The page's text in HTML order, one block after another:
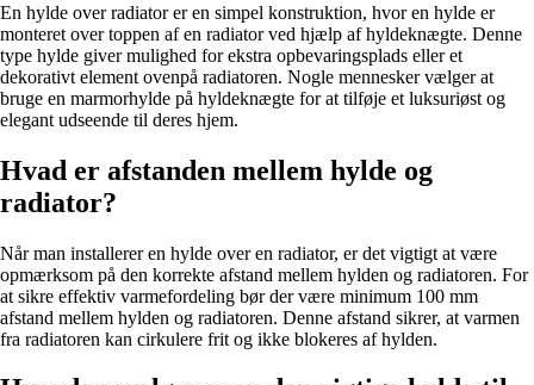
En hylde over radiator er en simpel konstruktion, hvor en hylde er
monteret over toppen af en radiator ved hjælp af hyldeknægte. Denne
type hylde giver mulighed for ekstra opbevaringsplads eller et
dekorativt element ovenpå radiatoren. Nogle mennesker vælger at
bruge en marmorhylde på hyldeknægte for at tilføje et luksuriøst og
elegant udseende til deres hjem.
Hvad er afstanden mellem hylde og
radiator?
Når man installerer en hylde over en radiator, er det vigtigt at være
opmærksom på den korrekte afstand mellem hylden og radiatoren. For
at sikre effektiv varmefordeling bør der være minimum 100 mm
afstand mellem hylden og radiatoren. Denne afstand sikrer, at varmen
fra radiatoren kan cirkulere frit og ikke blokeres af hylden.